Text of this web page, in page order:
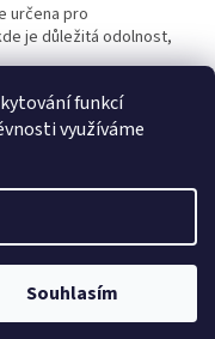
funkcí
využíváme
Souhlasím
určena pro
je důležitá odolnost,
vyhrazena.Upravit